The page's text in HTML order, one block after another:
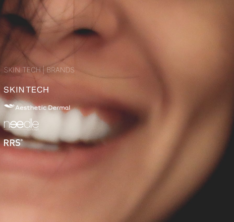
SKIN TECH | BRANDS